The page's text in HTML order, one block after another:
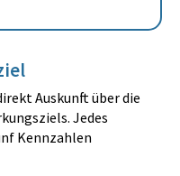
Auskunft über die
Jedes
Kennzahlen